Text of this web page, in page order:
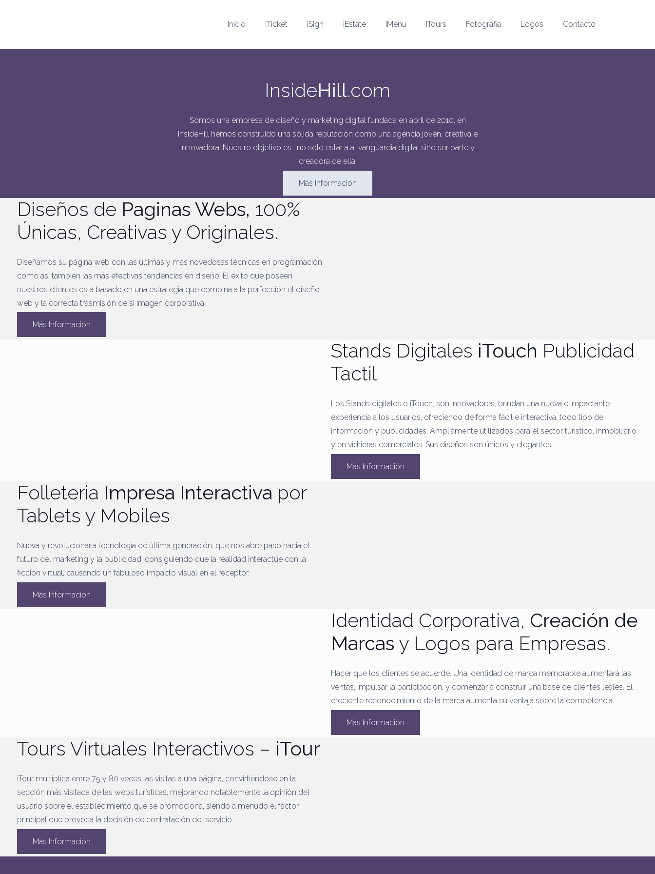
Inicio íTicket iSign iEstate iMenu iTours Fotografia Logos Contacto
InsideHill.com
Somos una empresa de diseño y marketing digital fundada en abril de 2010, en
InsideHill hemos construido una sólida reputación como una agencia joven, creativa e
innovadora. Nuestro objetivo es , no solo estar a al vanguardia digital sino ser parte y
creadora de ella.
Más Información
Diseños de Paginas Webs, 100%
Únicas, Creativas y Originales.
Diseñamos su página web con las últimas y más novedosas técnicas en programación
como así también las más efectivas tendencias en diseño. El éxito que poseen
nuestros clientes está basado en una estrategia que combina a la perfección el diseño
web y la correcta trasmisión de si imagen corporativa.
Más Información
Stands Digitales iTouch Publicidad
Tactil
Los Stands digitales o iTouch, son innovadores, brindan una nueva e impactante
experiencia a los usuarios, ofreciendo de forma fácil e interactiva, todo tipo de
información y publicidades. Ampliamente utilizados para el sector turístico, inmobiliario
y en vidrieras comerciales. Sus diseños son únicos y elegantes.
Más Información
Folleteria Impresa Interactiva por
Tablets y Mobiles
Nueva y revolucionaria tecnología de última generación, que nos abre paso hacia el
futuro del marketing y la publicidad, consiguiendo que la realidad interactúe con la
ficción virtual, causando un fabuloso impacto visual en el receptor.
Más Información
Identidad Corporativa, Creación de
Marcas y Logos para Empresas.
Hacer que los clientes se acuerde. Una identidad de marca memorable aumentará las
ventas, impulsar la participación, y comenzar a construir una base de clientes leales. El
creciente reconocimiento de la marca aumenta su ventaja sobre la competencia.
Más Información
Tours Virtuales Interactivos – iTour
iTour multiplica entre 75 y 80 veces las visitas a una página, convirtiéndose en la
sección más visitada de las webs turísticas, mejorando notablemente la opinión del
usuario sobre el establecimiento que se promociona, siendo a menudo el factor
principal que provoca la decisión de contratación del servicio
Más Información